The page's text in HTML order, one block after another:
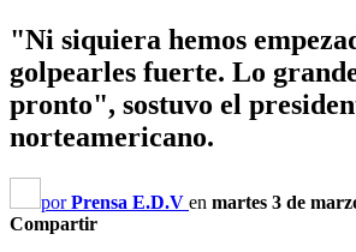
"Ni siquiera hemos
golpearles fuerte. Lo
pronto", sostuvo el
norteamericano.
porPrensa E.D.V en martes 3 de
Compartir